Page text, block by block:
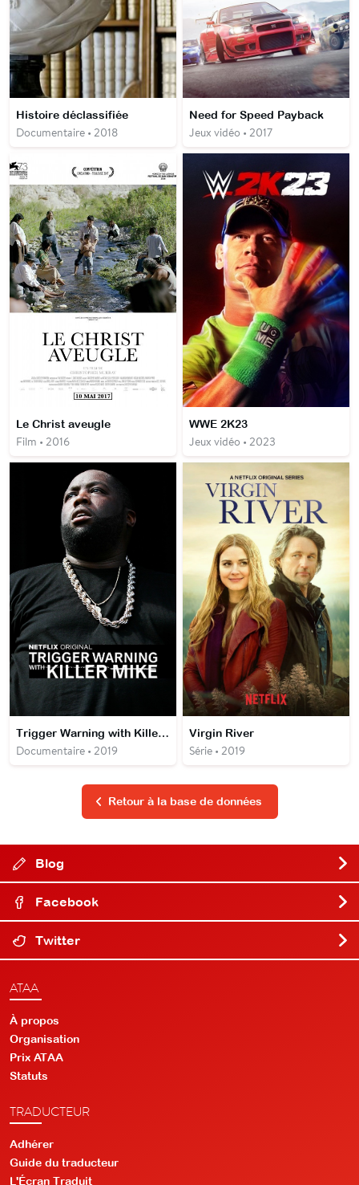
Histoire déclassifiée
Documentaire • 2018
Need for Speed Payback
Jeux vidéo • 2017
Le Christ aveugle
Film • 2016
WWE 2K23
Jeux vidéo • 2023
Trigger Warning with Killer Mike
Documentaire • 2019
Virgin River
Série • 2019
Retour à la base de données
Blog
Facebook
Twitter
ATAA
À propos
Organisation
Prix ATAA
Statuts
TRADUCTEUR
Adhérer
Guide du traducteur
L'Écran Traduit